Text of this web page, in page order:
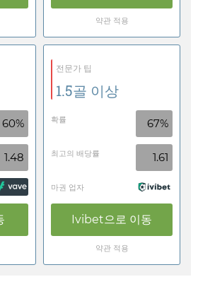
약관 적용
60%
1.48
전문가 팁
1.5골 이상
확률 67%
최고의 배당률 1.61
마권 업자
Ivibet으로 이동
약관 적용